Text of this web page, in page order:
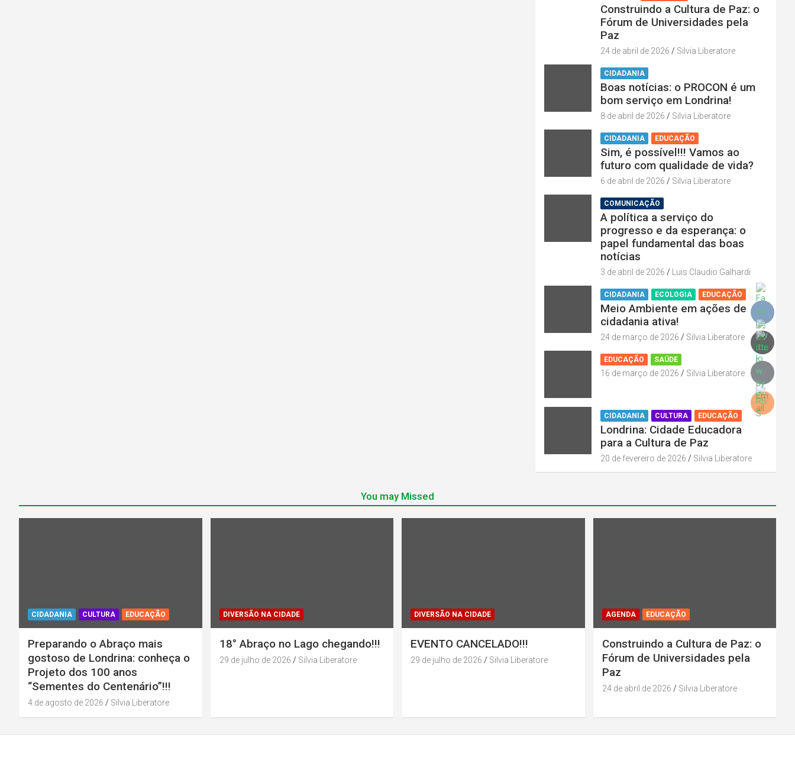
Construindo a Cultura de Paz: o
Fórum de Universidades pela
Paz
24 de abril de 2026 Silvia Liberatore
CIDADANIA
Boas notícias: o PROCON é um
bom serviço em Londrina!
8 de abril de 2026 Silvia Liberatore
CIDADANIA EDUCAÇÃO
Sim, é possível!!! Vamos ao
futuro com qualidade de vida?
6 de abril de 2026 Silvia Liberatore
COMUNICAÇÃO
A política a serviço do
progresso e da esperança: o
papel fundamental das boas
notícias
3 de abril de 2026 Luis Claudio Galhardi
CIDADANIA ECOLOGIA EDUCAÇÃO
Meio Ambiente em ações de
cidadania ativa!
24 de março de 2026 Silvia Liberatore
EDUCAÇÃO SAÚDE
16 de março de 2026 Silvia Liberatore
CIDADANIA CULTURA EDUCAÇÃO
Londrina: Cidade Educadora
para a Cultura de Paz
20 de fevereiro de 2026 Silvia Liberatore
You may Missed
CIDADANIA CULTURA EDUCAÇÃO
Preparando o Abraço mais
gostoso de Londrina: conheça o
Projeto dos 100 anos
“Sementes do Centenário”!!!
4 de agosto de 2026 Silvia Liberatore
DIVERSÃO NA CIDADE
18° Abraço no Lago chegando!!!
29 de julho de 2026 Silvia Liberatore
DIVERSÃO NA CIDADE
EVENTO CANCELADO!!!
29 de julho de 2026 Silvia Liberatore
AGENDA EDUCAÇÃO
Construindo a Cultura de Paz: o
Fórum de Universidades pela
Paz
24 de abril de 2026 Silvia Liberatore